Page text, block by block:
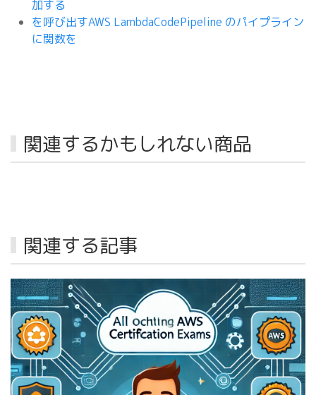
加する
を呼び出すAWS LambdaCodePipeline のパイプライン
に関数を
関連するかもしれない商品
関連する記事